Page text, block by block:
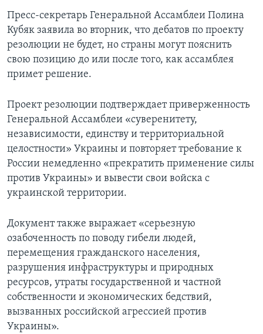
Пресс-секретарь Генеральной Ассамблеи Полина
Кубяк заявила во вторник, что дебатов по проекту
резолюции не будет, но страны могут пояснить
свою позицию до или после того, как ассамблея
примет решение.
Проект резолюции подтверждает приверженность
Генеральной Ассамблеи «суверенитету,
независимости, единству и территориальной
целостности» Украины и повторяет требование к
России немедленно «прекратить применение силы
против Украины» и вывести свои войска с
украинской территории.
Документ также выражает «серьезную
озабоченность по поводу гибели людей,
перемещения гражданского населения,
разрушения инфраструктуры и природных
ресурсов, утраты государственной и частной
собственности и экономических бедствий,
вызванных российской агрессией против
Украины».